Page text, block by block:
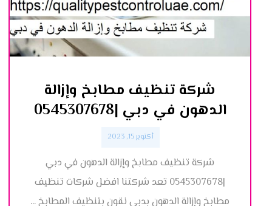
شركة تنظيف مطابخ وإزالة
الدهون في دبي |0545307678
أكتوبر 15, 2023
شركة تنظيف مطابخ وإزالة الدهون في دبي
|0545307678 تعد شركتنا افضل شركات تنظيف
مطابخ وإزالة الدهون بدبي نقون بتنظيف المطابخ ...